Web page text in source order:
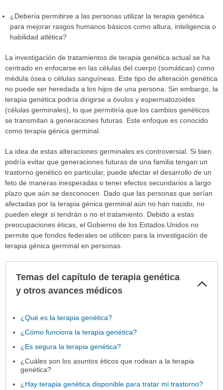
¿Debería permitirse a las personas utilizar la terapia genética
para mejorar rasgos humanos básicos como altura, inteligencia o
habilidad atlética?
La investigación de tratamientos de terapia genética actual se ha
centrado en enfocarse en las células del cuerpo (somáticas) como
médula ósea o células sanguíneas. Este tipo de alteración genética
no puede ser heredada a los hijos de una persona. Sin embargo, la
terapia genética podría dirigirse a óvulos y espermatozoides
(células germinales), lo que permitiría que los cambios genéticos
se transmitan a generaciones futuras. Este enfoque es conocido
como terapia génica germinal.
La idea de estas alteraciones germinales es controversial. Si bien
podría evitar que generaciones futuras de una familia tengan un
trastorno genético en particular, puede afectar el desarrollo de un
feto de maneras inesperadas o tener efectos secundarios a largo
plazo que aún se desconocen. Dado que las personas que serían
afectadas por la terapia génica germinal aún no han nacido, no
pueden elegir si tendrán o no el tratamiento. Debido a estas
preocupaciones éticas, el Gobierno de los Estados Unidos no
permite que fondos federales se utilicen para la investigación de
terapia génica germinal en personas.
Temas del capítulo de terapia genética
y otros avances médicos
¿Qué es la terapia genética?
¿Cómo funciona la terapia genética?
¿Es segura la terapia genética?
¿Cuáles son los asuntos éticos que rodean a la terapia
genética?
¿Hay terapia genética disponible para tratar mi trastorno?